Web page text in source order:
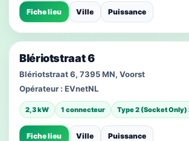
Fiche lieu Ville Puissance
Blériotstraat 6
Blériotstraat 6, 7395 MN, Voorst
Opérateur : EVnetNL
2,3 kW 1 connecteur Type 2 (Socket Only)
Fiche lieu Ville Puissance